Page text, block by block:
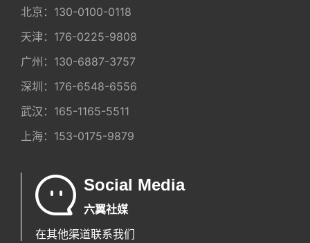
北京： 130-0100-0118
天津： 176-0225-9808
广州： 130-6887-3757
深圳： 176-6548-6556
武汉： 165-1165-5511
上海： 153-0175-9879
Social Media
六翼社媒
在其他渠道联系我们